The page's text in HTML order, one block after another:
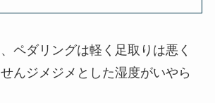
ペダリングは軽く足取りは悪く
んジメジメとした湿度がいやら